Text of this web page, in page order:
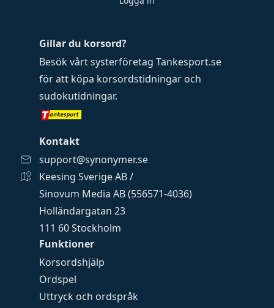
Funktioner
Korsordshjälp
Ordspel
Uttryck och ordspråk
Gillar du korsord?
Besök vårt systerföretag Tankesport.se
för att köpa korsordstidningar och
sudokutidningar.
Kontakt
support@synonymer.se
Keesing Sverige AB /
Sinovum Media AB (556571-4036)
Holländargatan 23
111 60 Stockholm